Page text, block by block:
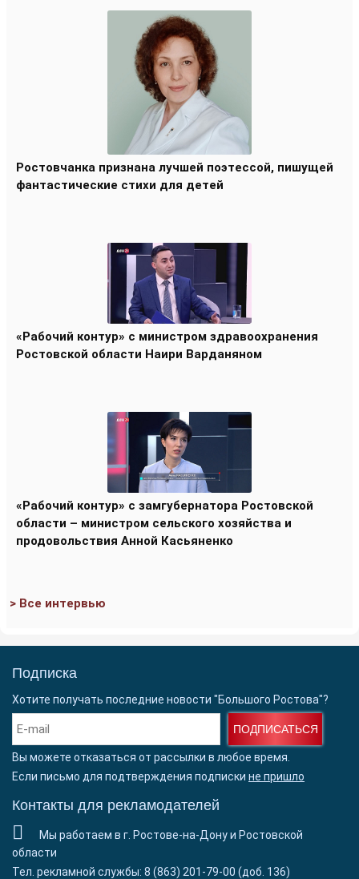
Ростовчанка признана лучшей поэтессой, пишущей
фантастические стихи для детей
«Рабочий контур» с министром здравоохранения
Ростовской области Наири Варданяном
«Рабочий контур» с замгубернатора Ростовской
области – министром сельского хозяйства и
продовольствия Анной Касьяненко
> Все интервью
Подписка
Хотите получать последние новости "Большого Ростова"?
ПОДПИСАТЬСЯ
Вы можете отказаться от рассылки в любое время.
Если письмо для подтверждения подписки не пришло
Контакты для рекламодателей
Мы работаем в г. Ростове-на-Дону и Ростовской
области
Тел. рекламной службы: 8 (863) 201-79-00 (доб. 136)